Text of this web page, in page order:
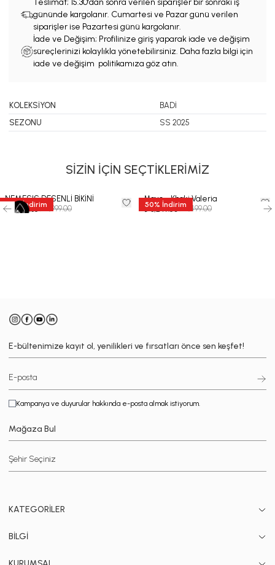
Teslimat; 15.30'dan sonra verilen siparişler bir sonraki iş
gününde kargolanır. Cumartesi ve Pazar günü verilen
siparişler ise Pazartesi günü kargolanır.
İade ve Değişim; Profilinize giriş yaparak iade ve değişim
süreçlerinizi kolaylıkla yönetebilirsiniz. Daha fazla bilgi için
iade ve değişim politikamıza göz atın.
KOLEKSİYON
BADİ
SEZONU
SS 2025
SİZİN İÇİN SEÇTİKLERİMİZ
35 %İndirim
NEMESIS DESENLİ BİKİNİ
₺ 7,799.35 ₺ 11,999.00 50% İndirim
Mayo - Khaki Valeria
₺ 3,249.50 ₺ 6,499.00
E-bültenimize kayıt ol, yenilikleri ve fırsatları önce sen keşfet!
Kampanya ve duyurular hakkında e-posta almak istiyorum.
Mağaza Bul
KATEGORİLER
BİLGİ